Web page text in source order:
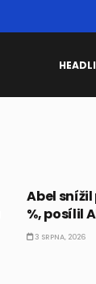
Abel
%, posílil
3 SRPNA, 2026